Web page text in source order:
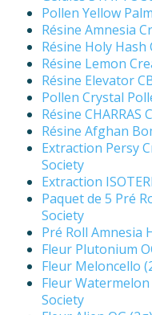
Pollen Yellow
Résine Amnesia
Résine Holy Hash
Résine Lemon
Résine Elevator
Pollen Crystal
Résine CHARRAS
Résine Afghan
Extraction Persy
Society
Extraction
Paquet de 5 Pré
Society
Pré Roll Amnesia
Fleur Plutonium
Fleur Meloncello
Fleur
Society